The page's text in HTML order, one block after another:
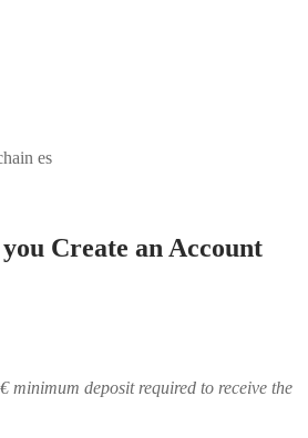
es
you Create an Account
minimum deposit required to receive the